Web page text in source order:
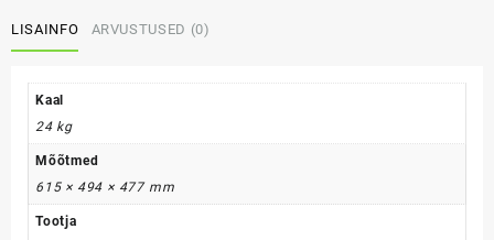
LISAINFO ARVUSTUSED (0)
Kaal
24 kg
Mõõtmed
615 × 494 × 477 mm
Tootja